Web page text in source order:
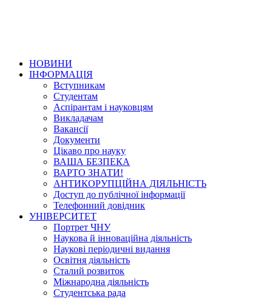
НОВИНИ
ІНФОРМАЦІЯ
Вступникам
Студентам
Аспірантам і науковцям
Викладачам
Вакансії
Документи
Цікаво про науку
ВАША БЕЗПЕКА
ВАРТО ЗНАТИ!
АНТИКОРУПЦІЙНА ДІЯЛЬНІСТЬ
Доступ до публічної інформації
Телефонний довідник
УНІВЕРСИТЕТ
Портрет ЧНУ
Наукова й інноваційна діяльність
Наукові періодичні видання
Освітня діяльність
Сталий розвиток
Міжнародна діяльність
Студентська рада